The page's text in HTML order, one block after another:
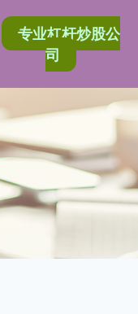
专业杠杆炒股公
司